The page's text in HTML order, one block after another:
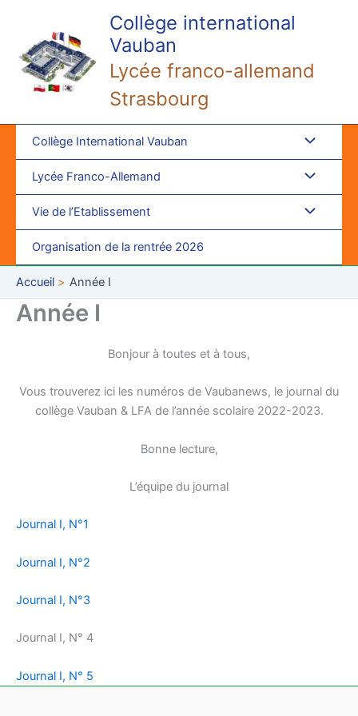
contenu
Collège international
Vauban
Lycée franco-allemand
Strasbourg
Collège International Vauban
Lycée Franco-Allemand
Vie de l’Etablissement
Organisation de la rentrée 2026
Accueil Année I
Année I
Bonjour à toutes et à tous,
Vous trouverez ici les numéros de Vaubanews, le journal du
collège Vauban & LFA de l’année scolaire 2022-2023.
Bonne lecture,
L’équipe du journal
Journal I, N°1
Journal I, N°2
Journal I, N°3
Journal I, N° 4
Journal I, N° 5